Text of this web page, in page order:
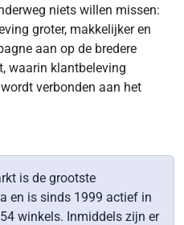
niets willen missen:
groter, makkelijker en
aan op de bredere
waarin klantbeleving
verbonden aan het
is de grootste
en is sinds 1999 actief in
winkels. Inmiddels zijn er